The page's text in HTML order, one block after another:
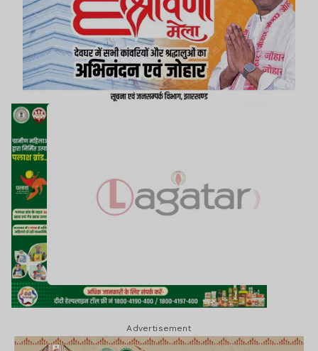
Advertisement